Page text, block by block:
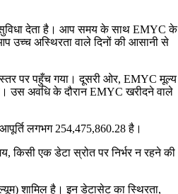
सुविधा देता है। आप समय के साथ EMYC के
अस्थिरता वाले दिनों की आसानी से
पर पहुँच गया। दूसरी ओर, EMYC मूल्य
उस अवधि के दौरान EMYC खरीदने वाले
लगभग 254,475,860.28 है।
किसी एक डेटा स्रोत पर निर्भर न रहने की
शामिल है। इन डेटासेट का स्थिरता,